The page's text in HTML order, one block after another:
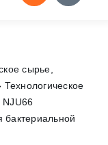
сырье,
Технологическое
NJU66